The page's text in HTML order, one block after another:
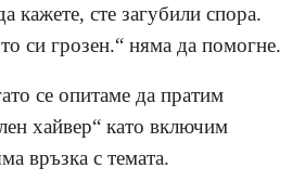
кажете, сте загубили спора.
си грозен.“ няма да помогне.
се опитаме да пратим
хайвер“ като включим
връзка с темата.